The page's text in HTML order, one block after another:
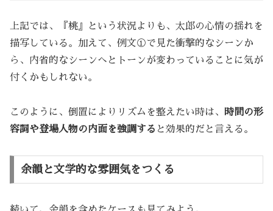
上記では、『桃』という状況よりも、太郎の心情の揺れを
描写している。加えて、例文①で見た衝撃的なシーンか
ら、内省的なシーンへとトーンが変わっていることに気が
付くかもしれない。
このように、倒置によりリズムを整えたい時は、
時間の形
容詞や登場人物の内面を強調する と効果的だと言える。
余韻と文学的な雰囲気をつくる